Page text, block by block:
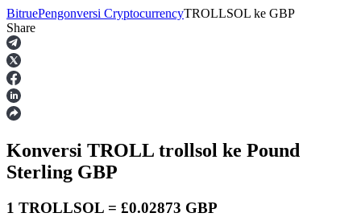
Berjangka
BitruePengonversi CryptocurrencyTROLLSOL ke GBP
Share
Konversi TROLL trollsol ke Pound
Sterling GBP
1 TROLLSOL = £0.02873 GBP